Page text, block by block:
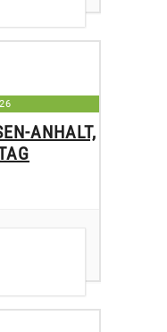
ANHALT,